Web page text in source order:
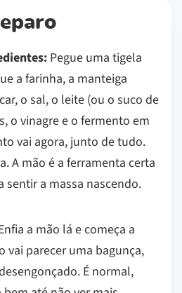
Pegue uma tigela
a farinha, a manteiga
o sal, o leite (ou o suco de
o vinagre e o fermento em
vai agora, junto de tudo.
A mão é a ferramenta certa
sentir a massa nascendo.
a mão lá e começa a
vai parecer uma bagunça,
É normal,